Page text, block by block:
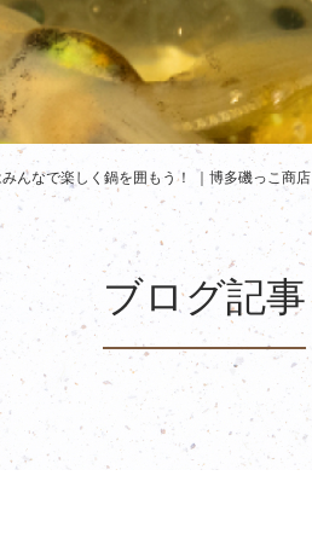
んなで楽しく鍋を囲もう！ ｜博多磯っこ商店
ブログ記事